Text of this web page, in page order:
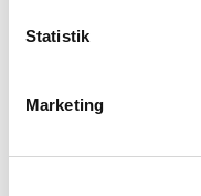
Statistik
Marketing
Sådan
Parkering
Med offentlig